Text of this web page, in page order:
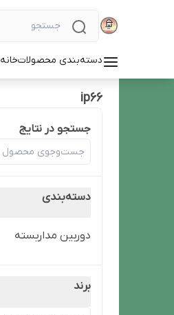
دسته‌بندی محصولاتخانه
ip66
جستجو در نتایج
دسته‌بندی
دوربین‌ مداربسته
برند